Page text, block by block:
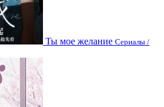
Ты мое желание Сериалы /